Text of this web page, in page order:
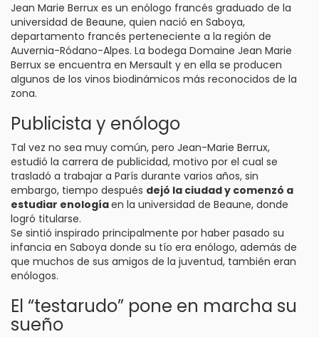
Jean Marie Berrux es un enólogo francés graduado de la
universidad de Beaune, quien nació en Saboya,
departamento francés perteneciente a la región de
Auvernia-Ródano-Alpes. La bodega Domaine Jean Marie
Berrux se encuentra en Mersault y en ella se producen
algunos de los vinos biodinámicos más reconocidos de la
zona.
Publicista y enólogo
Tal vez no sea muy común, pero Jean-Marie Berrux,
estudió la carrera de publicidad, motivo por el cual se
trasladó a trabajar a París durante varios años, sin
embargo, tiempo después dejó la ciudad y comenzó a
estudiar enologíaen la universidad de Beaune, donde
logró titularse.
Se sintió inspirado principalmente por haber pasado su
infancia en Saboya donde su tío era enólogo, además de
que muchos de sus amigos de la juventud, también eran
enólogos.
El “testarudo” pone en marcha su
sueño